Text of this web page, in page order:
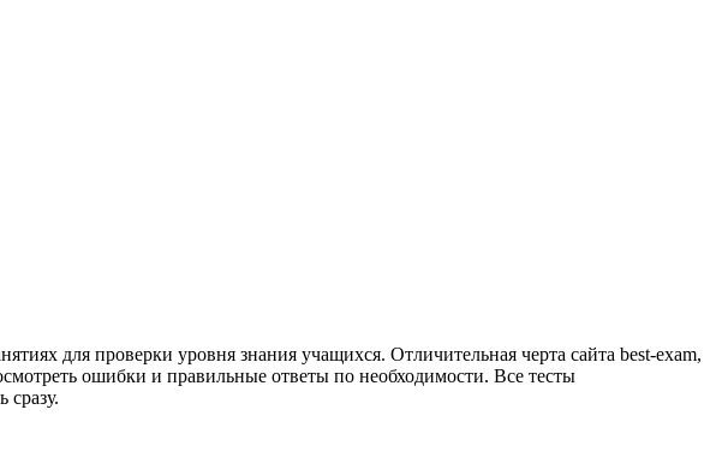
для проверки уровня знания учащихся. Отличительная черта сайта best-exam,
ошибки и правильные ответы по необходимости. Все тесты
сразу.